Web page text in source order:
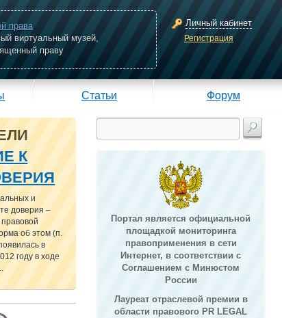
права
виртуальный музей,
праву
Личный кабинет
Регистрация
Статьи Форум
К
и
доверия –
об этом (п.
в
году в ходе
Портал является официальной
площадкой мониторинга
правоприменения в сети
Интернет, в соответствии с
Соглашением с Минюстом
России
Лауреат отраслевой премии в
области правового PR LEGAL